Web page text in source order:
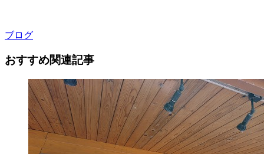
ブログ
おすすめ関連記事